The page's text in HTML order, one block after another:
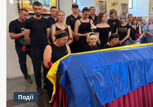
Події